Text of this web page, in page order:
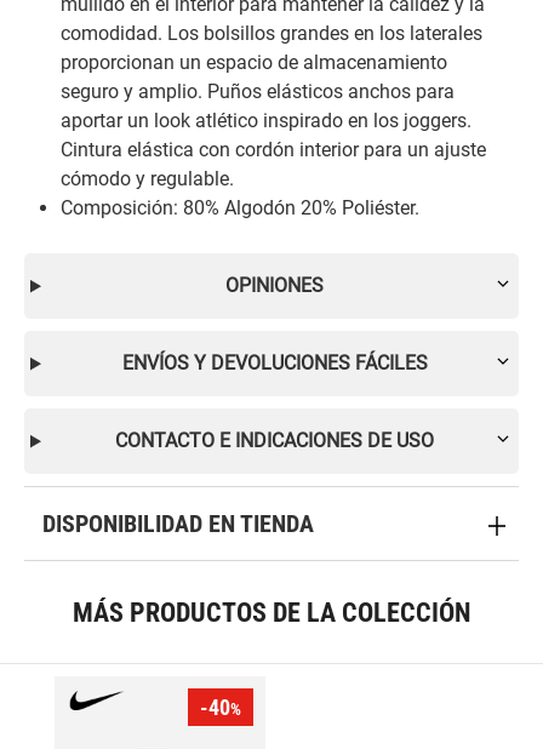
comodidad. Los bolsillos grandes en los laterales
proporcionan un espacio de almacenamiento
seguro y amplio. Puños elásticos anchos para
aportar un look atlético inspirado en los joggers.
Cintura elástica con cordón interior para un ajuste
cómodo y regulable.
Composición: 80% Algodón 20% Poliéster.
OPINIONES
ENVÍOS Y DEVOLUCIONES FÁCILES
CONTACTO E INDICACIONES DE USO
DISPONIBILIDAD EN TIENDA
MÁS PRODUCTOS DE LA COLECCIÓN
-40%